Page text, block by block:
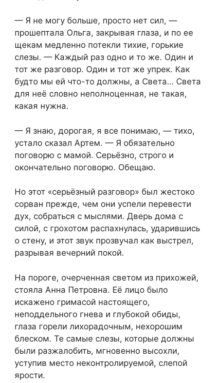
— Я не могу больше, просто нет сил, —
прошептала Ольга, закрывая глаза, и по ее
щекам медленно потекли тихие, горькие
слезы. — Каждый раз одно и то же. Один и
тот же разговор. Один и тот же упрек. Как
будто мы ей что-то должны, а Света… Света
для неё словно неполноценная, не такая,
какая нужна.
— Я знаю, дорогая, я все понимаю, — тихо,
устало сказал Артем. — Я обязательно
поговорю с мамой. Серьёзно, строго и
окончательно поговорю. Обещаю.
Но этот «серьёзный разговор» был жестоко
сорван прежде, чем они успели перевести
дух, собраться с мыслями. Дверь дома с
силой, с грохотом распахнулась, ударившись
о стену, и этот звук прозвучал как выстрел,
разрывая вечерний покой.
На пороге, очерченная светом из прихожей,
стояла Анна Петровна. Её лицо было
искажено гримасой настоящего,
неподдельного гнева и глубокой обиды,
глаза горели лихорадочным, нехорошим
блеском. Те самые слезы, которые должны
были разжалобить, мгновенно высохли,
уступив место неконтролируемой, слепой
ярости.